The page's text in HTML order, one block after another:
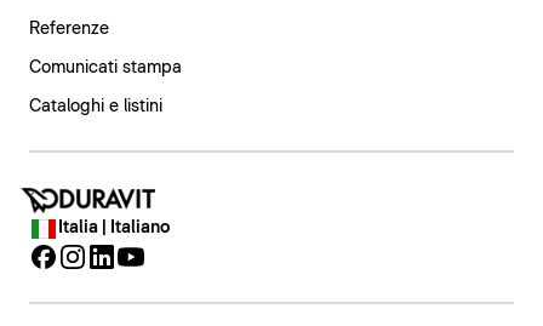
Referenze
Comunicati stampa
Cataloghi e listini
Italia | Italiano